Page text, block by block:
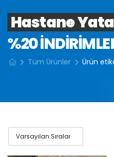
Hastane
%20
Tüm Ürünler Ürün